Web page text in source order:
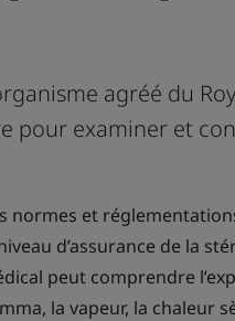
agréé du
pour examiner et
normes et
d’assurance de la
peut comprendre
la vapeur, la chaleur